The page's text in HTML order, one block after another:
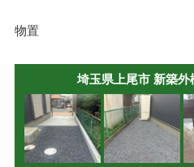
物置
埼玉県上尾市 新築